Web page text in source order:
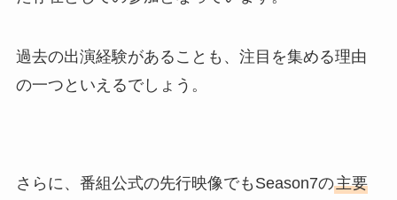
過去の出演経験があることも、注目を集める理由
の一つといえるでしょう。
さらに、番組公式の先行映像でもSeason7の主要